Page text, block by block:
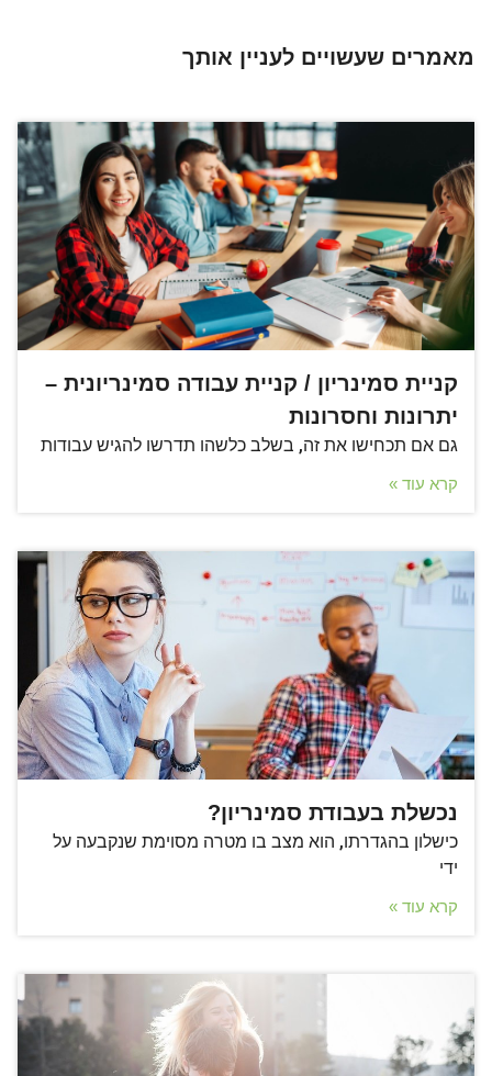
מאמרים שעשויים לעניין אותך
קניית סמינריון / קניית עבודה סמינריונית –
יתרונות וחסרונות
גם אם תכחישו את זה, בשלב כלשהו תדרשו להגיש עבודות
קרא עוד »
נכשלת בעבודת סמינריון?
כישלון בהגדרתו, הוא מצב בו מטרה מסוימת שנקבעה על
ידי
קרא עוד »